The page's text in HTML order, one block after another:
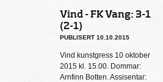
Vind - FK Vang: 3-1
(2-1)
PUBLISERT 10.10.2015
Vind kunstgress 10 oktober
2015 kl. 15.00. Dommar:
Arnfinn Botten. Assisentar: